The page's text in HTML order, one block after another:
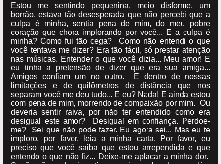
Estou me sentindo pequenina, meio disforme, um
borrão, estava tão desesperada que não percebi que a
culpa é minha, sentia pena de mim, do meu pobre
coração que chora implorando por você... E a culpa é
minha? Como fui tão cega? Como não entendi o que
você tentava me dizer? Era tão fácil, só prestar atenção
nas músicas. Entender o que você dizia... Meu amor! E
eu tinha a pretensão de dizer que era sua amiga...
Amigos confiam um no outro. E dentro de nossas
limitações e de quilômetros de distância que nos
separam você me deu tudo... E eu? Nada! E ainda estou
com pena de mim, morrendo de compaixão por mim. Ou
deveria sentir raiva, por não ter entendido como era
desigual este amor? Desigual em confiança. Perdoe-
me? Sei que não pode fazer. Eu agora sei... Mas eu te
imploro, por favor, leia a minha carta. Por favor, eu
preciso que você saiba que estou arrependida e que
entendo o que não fiz... Deixe-me aplacar a minha dor.